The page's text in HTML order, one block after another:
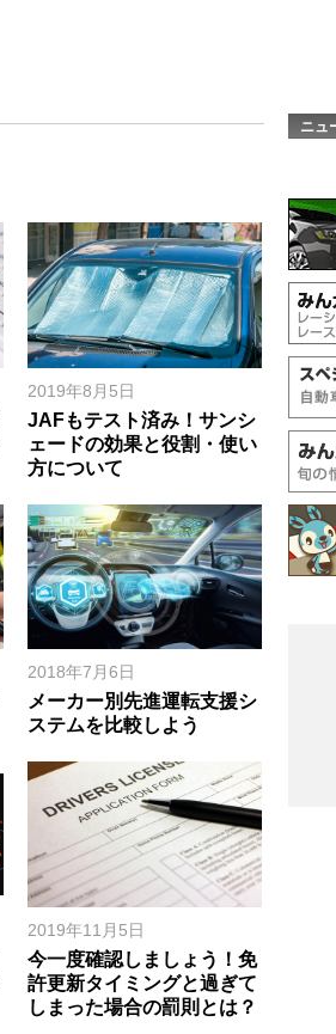
2019年8月5日
JAFもテスト済み！サンシ
ェードの効果と役割・使い
方について
2018年7月6日
メーカー別先進運転支援シ
ステムを比較しよう
2019年11月5日
今一度確認しましょう！免
許更新タイミングと過ぎて
しまった場合の罰則とは？
ニュ